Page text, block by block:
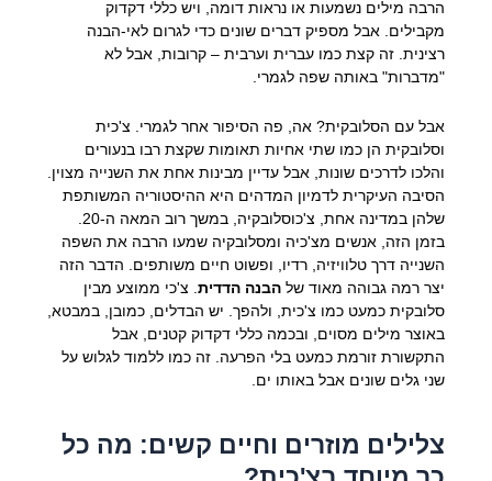
הרבה מילים נשמעות או נראות דומה, ויש כללי דקדוק
מקבילים. אבל מספיק דברים שונים כדי לגרום לאי-הבנה
רצינית. זה קצת כמו עברית וערבית – קרובות, אבל לא
"מדברות" באותה שפה לגמרי.
אבל עם הסלובקית? אה, פה הסיפור אחר לגמרי. צ'כית
וסלובקית הן כמו שתי אחיות תאומות שקצת רבו בנעורים
והלכו לדרכים שונות, אבל עדיין מבינות אחת את השנייה מצוין.
הסיבה העיקרית לדמיון המדהים היא ההיסטוריה המשותפת
בזמן הזה, אנשים מצ'כיה ומסלובקיה שמעו הרבה את השפה
השנייה דרך טלוויזיה, רדיו, ופשוט חיים משותפים. הדבר הזה
יצר רמה גבוהה מאוד של הבנה הדדית. צ'כי ממוצע מבין
סלובקית כמעט כמו צ'כית, ולהפך. יש הבדלים, כמובן, במבטא,
באוצר מילים מסוים, ובכמה כללי דקדוק קטנים, אבל
התקשורת זורמת כמעט בלי הפרעה. זה כמו ללמוד לגלוש על
שני גלים שונים אבל באותו ים.
צלילים מוזרים וחיים קשים: מה כל